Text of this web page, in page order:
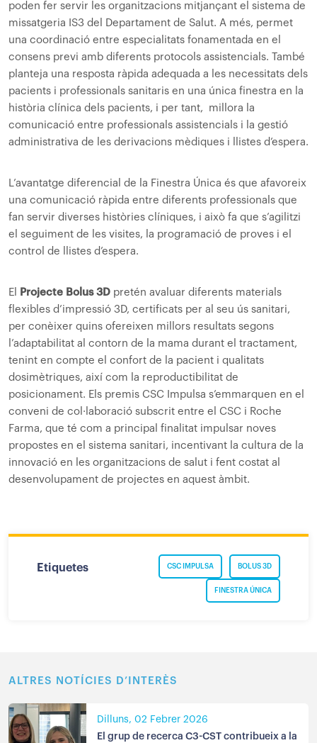
poden fer servir les organitzacions mitjançant el sistema de
missatgeria IS3 del Departament de Salut. A més, permet
una coordinació entre especialitats fonamentada en el
consens previ amb diferents protocols assistencials. També
planteja una resposta ràpida adequada a les necessitats dels
pacients i professionals sanitaris en una única finestra en la
història clínica dels pacients, i per tant, millora la
comunicació entre professionals assistencials i la gestió
administrativa de les derivacions mèdiques i llistes d’espera.
L’avantatge diferencial de la Finestra Única és que afavoreix
una comunicació ràpida entre diferents professionals que
fan servir diverses històries clíniques, i això fa que s’agilitzi
el seguiment de les visites, la programació de proves i el
control de llistes d’espera.
El Projecte Bolus 3D pretén avaluar diferents materials
flexibles d’impressió 3D, certificats per al seu ús sanitari,
per conèixer quins ofereixen millors resultats segons
l’adaptabilitat al contorn de la mama durant el tractament,
tenint en compte el confort de la pacient i qualitats
dosimètriques, així com la reproductibilitat de
posicionament. Els premis CSC Impulsa s’emmarquen en el
conveni de col·laboració subscrit entre el CSC i Roche
Farma, que té com a principal finalitat impulsar noves
propostes en el sistema sanitari, incentivant la cultura de la
innovació en les organitzacions de salut i fent costat al
desenvolupament de projectes en aquest àmbit.
Etiquetes BOLUS 3D
CSC IMPULSA
FINESTRA ÚNICA
ALTRES NOTÍCIES D’INTERÈS
Dilluns, 02 Febrer 2026
El grup de recerca C3-CST contribueix a la